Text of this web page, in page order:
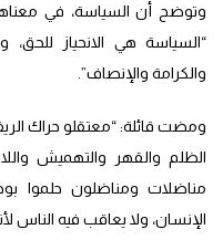
وتوضح أن السياسة، في معناها
“السياسة هي الانحياز
والكرامة والإنصاف”.
ومضت قائلة: “معتقلو حراك
الظلم والقهر والتهميش
مناضلات ومناضلون حلموا
الإنسان، ولا يعاقب فيه الناس